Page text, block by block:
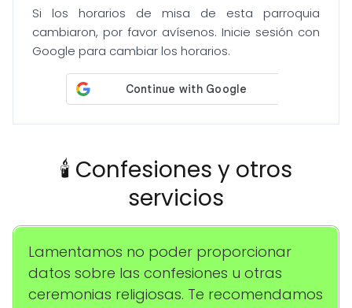
Si los horarios de misa de esta parroquia
cambiaron, por favor avísenos. Inicie sesión con
Google para cambiar los horarios.
🕯️ Confesiones y otros
servicios
Lamentamos no poder proporcionar
datos sobre las confesiones u otras
ceremonias religiosas. Te recomendamos